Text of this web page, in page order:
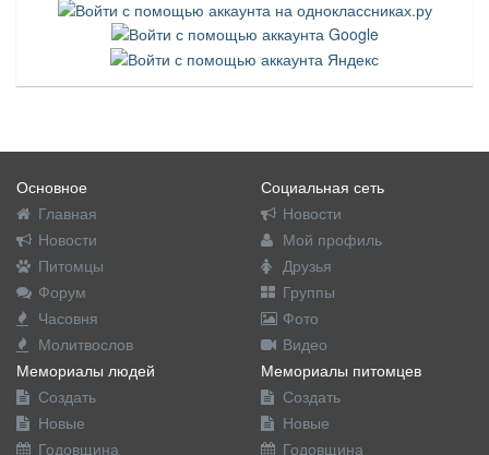
Основное
Главная
Новости
Питомцы
Форум
Часовня
Молитвослов
Социальная сеть
Новости
Мой профиль
Друзья
Группы
Фото
Видео
Мемориалы людей
Создать
Новые
Годовщина
Мемориалы питомцев
Создать
Новые
Годовщина